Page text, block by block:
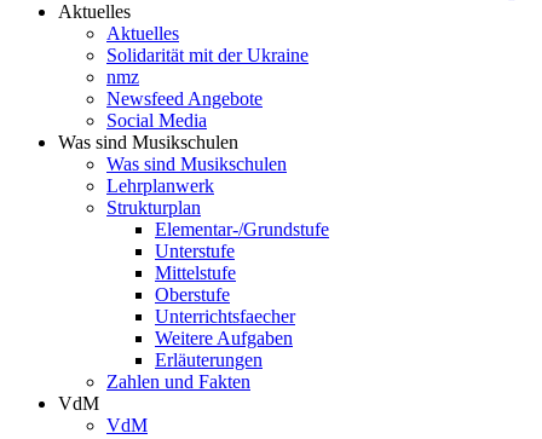
Aktuelles
Aktuelles
Solidarität mit der Ukraine
nmz
Newsfeed Angebote
Social Media
Was sind Musikschulen
Was sind Musikschulen
Lehrplanwerk
Strukturplan
Elementar-/Grundstufe
Unterstufe
Mittelstufe
Oberstufe
Unterrichtsfaecher
Weitere Aufgaben
Erläuterungen
Zahlen und Fakten
VdM
VdM